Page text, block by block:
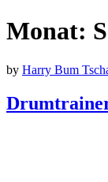
Monat:
by Harry Bum